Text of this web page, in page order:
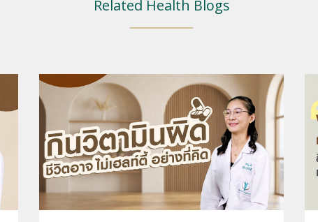
Related Health Blogs